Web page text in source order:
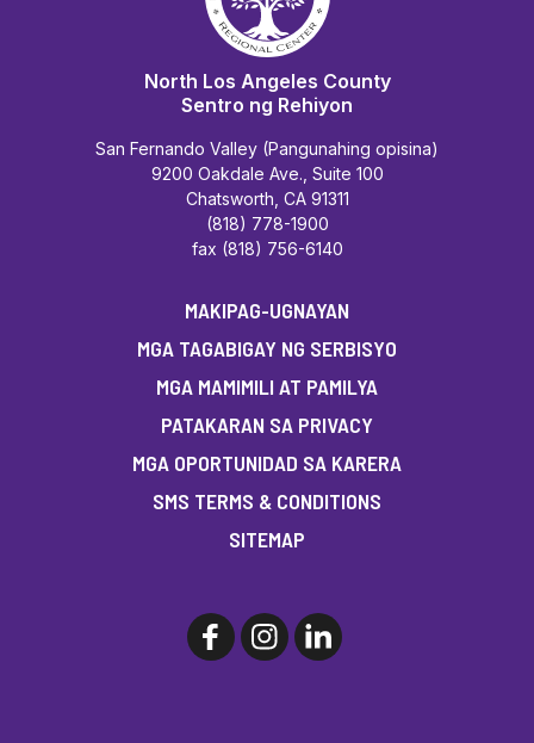
North Los Angeles County
Sentro ng Rehiyon
San Fernando Valley (Pangunahing opisina)
9200 Oakdale Ave., Suite 100
Chatsworth, CA 91311
(818) 778-1900
fax (818) 756-6140
MAKIPAG-UGNAYAN
MGA TAGABIGAY NG SERBISYO
MGA MAMIMILI AT PAMILYA
PATAKARAN SA PRIVACY
MGA OPORTUNIDAD SA KARERA
SMS TERMS & CONDITIONS
SITEMAP